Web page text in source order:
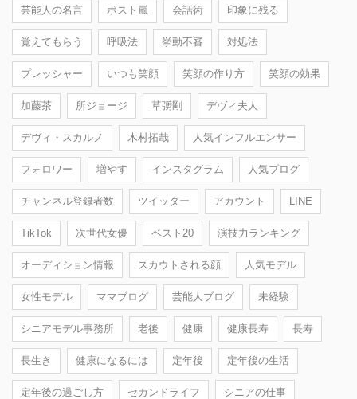
芸能人の名言 ポスト嵐 会話術 印象に残る
覚えてもらう 呼吸法 挙動不審 対処法
プレッシャー いつも笑顔 笑顔の作り方 笑顔の効果
加藤茶 所ジョージ 草彅剛 デヴィ夫人
デヴィ・スカルノ 木村拓哉 人気インフルエンサー
フォロワー 増やす インスタグラム 人気ブログ
チャンネル登録者数 ツイッター アカウント LINE
TikTok 次世代女優 ベスト20 演技力ランキング
オーディション情報 スカウトされる顔 人気モデル
女性モデル ママブログ 芸能人ブログ 未経験
シニアモデル事務所 老後 健康 健康長寿 長寿
長生き 健康になるには 定年後 定年後の生活
定年後の過ごし方 セカンドライフ シニアの仕事